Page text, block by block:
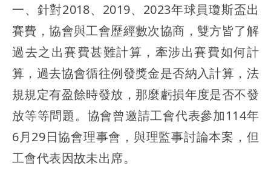
一、針對2018、2019、2023年球員瓊斯盃出
賽費，協會與工會歷經數次協商，雙方皆了解
過去之出賽費甚難計算，牽涉出賽費如何計
算，過去協會循往例發獎金是否納入計算，法
規規定有盈餘時發放，那麼虧損年度是否不發
放等等問題。協會曾邀請工會代表參加114年
6月29日協會理事會，與理監事討論本案，但
工會代表因故未出席。